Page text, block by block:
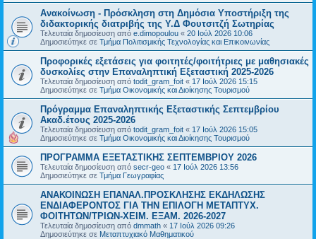
Ανακοίνωση - Πρόσκληση στη Δημόσια Υποστήριξη της
διδακτορικής διατριβής της Υ.Δ Φουτσιτζή Σωτηρίας
Τελευταία δημοσίευση από e.dimopoulou « 20 Ιούλ 2026 10:06
Δημοσιεύτηκε σε Τμήμα Πολιτισμικής Τεχνολογίας και Επικοινωνίας
Προφορικές εξετάσεις για φοιτητές/φοιτήτριες με μαθησιακές
δυσκολίες στην Επαναληπτική Εξεταστική 2025-2026
Τελευταία δημοσίευση από todit_gram_foit « 17 Ιούλ 2026 15:15
Δημοσιεύτηκε σε Τμήμα Οικονομικής και Διοίκησης Τουρισμού
Πρόγραμμα Επαναληπτικής Εξεταστικής Σεπτεμβρίου
Ακαδ.έτους 2025-2026
Τελευταία δημοσίευση από todit_gram_foit « 17 Ιούλ 2026 15:05
Δημοσιεύτηκε σε Τμήμα Οικονομικής και Διοίκησης Τουρισμού
ΠΡΟΓΡΑΜΜΑ ΕΞΕΤΑΣΤΙΚΗΣ ΣΕΠΤΕΜΒΡΙΟΥ 2026
Τελευταία δημοσίευση από secr-geo « 17 Ιούλ 2026 13:56
Δημοσιεύτηκε σε Τμήμα Γεωγραφίας
ΑΝΑΚΟΙΝΩΣΗ ΕΠΑΝΑΛ.ΠΡΟΣΚΛΗΣΗΣ ΕΚΔΗΛΩΣΗΣ
ΕΝΔΙΑΦΕΡΟΝΤΟΣ ΓΙΑ ΤΗΝ ΕΠΙΛΟΓΗ ΜΕΤΑΠΤΥΧ.
ΦΟΙΤΗΤΩΝ/ΤΡΙΩΝ-ΧΕΙΜ. ΕΞΑΜ. 2026-2027
Τελευταία δημοσίευση από dmmath « 17 Ιούλ 2026 09:26
Δημοσιεύτηκε σε Μεταπτυχιακό Μαθηματικού